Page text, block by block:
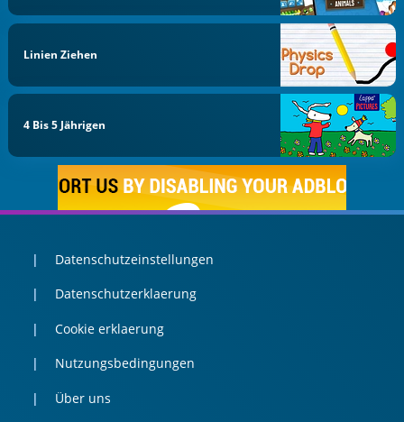
Linien Ziehen
4 Bis 5 Jährigen
Datenschutzeinstellungen
Datenschutzerklaerung
Cookie erklaerung
Nutzungsbedingungen
Über uns